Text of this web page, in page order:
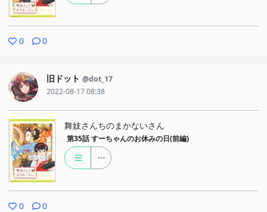
0 0
旧ドット @dot_17
2022-08-17 08:38
舞妓さんちのまかないさん
第35話 すーちゃんのお休みの日(前編)
0 0